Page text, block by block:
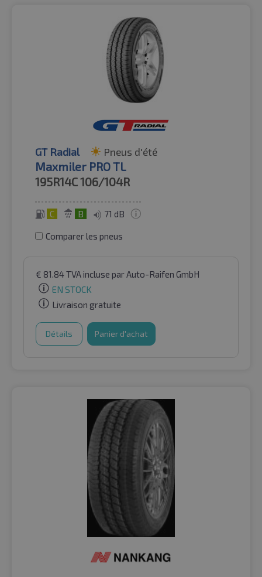
GT Radial Pneus d'été
Maxmiler PRO TL
195R14C106/104R
C B 71 dB
Comparer les pneus
€ 81.84TVA incluse par Auto-Raifen GmbH
EN STOCK
Livraison gratuite
Détails Panier d'achat